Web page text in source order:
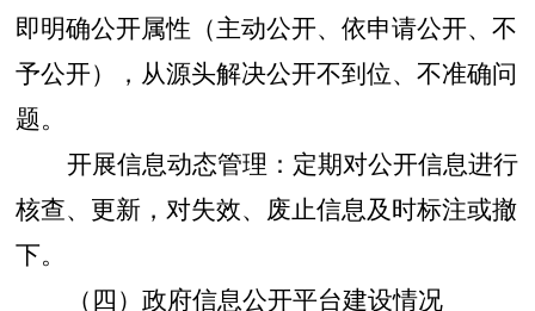
即明确公开属性（主动公开、依申请公开、不
予公开），从源头解决公开不到位、不准确问
题。
开展信息动态管理：定期对公开信息进行
核查、更新，对失效、废止信息及时标注或撤
下。
（四）政府信息公开平台建设情况